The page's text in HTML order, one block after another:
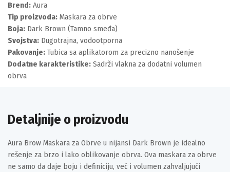
Brend: Aura
Tip proizvoda: Maskara za obrve
Boja: Dark Brown (Tamno smeđa)
Svojstva: Dugotrajna, vodootporna
Pakovanje: Tubica sa aplikatorom za precizno nanošenje
Dodatne karakteristike: Sadrži vlakna za dodatni volumen
obrva
Detaljnije o proizvodu
Aura Brow Maskara za Obrve u nijansi Dark Brown je idealno
rešenje za brzo i lako oblikovanje obrva. Ova maskara za obrve
ne samo da daje boju i definiciju, već i volumen zahvaljujući